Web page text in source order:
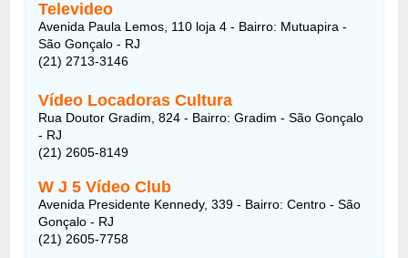
Televideo
Avenida Paula Lemos, 110 loja 4 - Bairro: Mutuapira -
São Gonçalo - RJ
(21) 2713-3146
Vídeo Locadoras Cultura
Rua Doutor Gradim, 824 - Bairro: Gradim - São Gonçalo
- RJ
(21) 2605-8149
W J 5 Vídeo Club
Avenida Presidente Kennedy, 339 - Bairro: Centro - São
Gonçalo - RJ
(21) 2605-7758